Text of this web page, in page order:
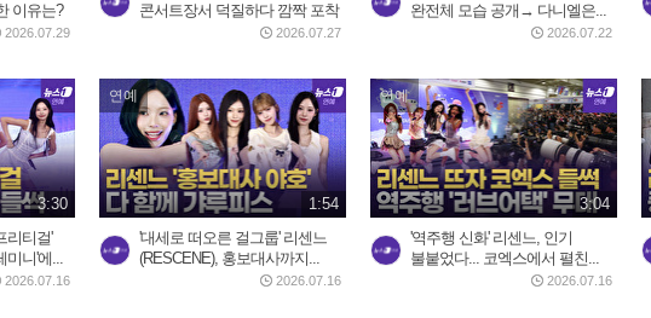
이유는?
2026.07.29
콘서트장서 덕질하다 깜짝 포착
2026.07.27
완전체 모습 공개→ 다니엘은...
2026.07.22
3:30
리티걸'
미니'에...
2026.07.16
연예
1:54
'대세로 떠오른 걸그룹' 리센느
(RESCENE), 홍보대사까지...
2026.07.16
연예
3:04
'역주행 신화' 리센느, 인기
불붙었다... 코엑스에서 펼친...
2026.07.16